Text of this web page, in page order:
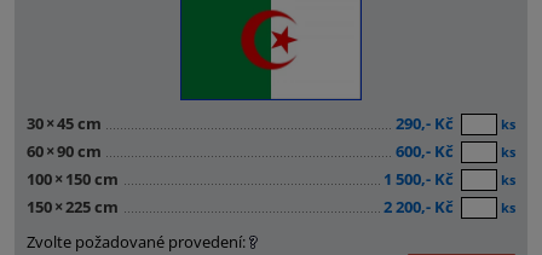
30×45 cm 290,- Kč ks
60×90 cm 600,- Kč ks
100× 150 cm 1 500,- Kč ks
150×225 cm 2 200,- Kč ks
Zvolte požadované provedení: